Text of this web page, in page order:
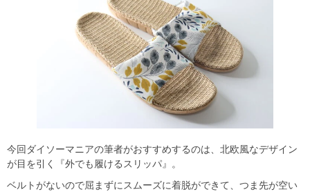
今回ダイソーマニアの筆者がおすすめするのは、北欧風なデザイン
が目を引く『外でも履けるスリッパ』。
ベルトがないので屈まずにスムーズに着脱ができて、つま先が空い